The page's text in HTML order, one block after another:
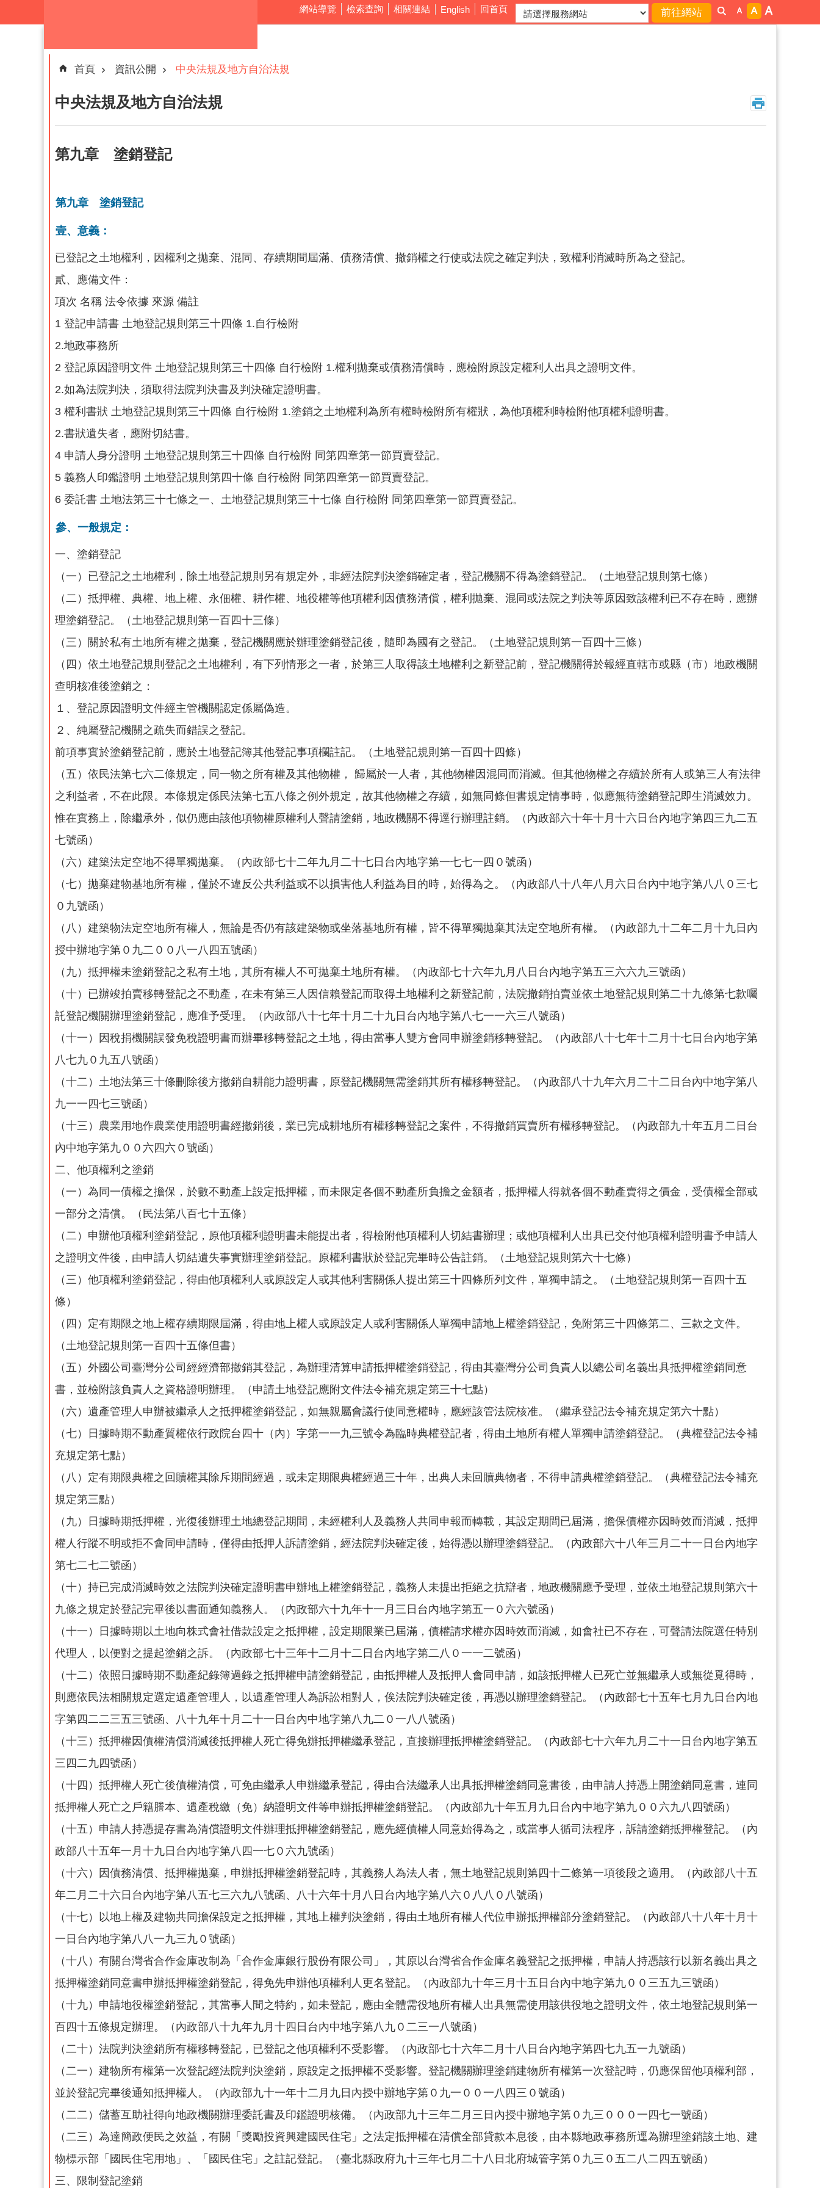
網站導覽 檢索查詢 相關連結 English 回首頁
首頁 資訊公開 中央法規及地方自治法規
中央法規及地方自治法規
第九章 塗銷登記
第九章 塗銷登記
壹、意義：
已登記之土地權利，因權利之拋棄、混同、存續期間屆滿、債務清償、撤銷權之行使或法院之確定判決，致權利消滅時所為之登記。
貳、應備文件：
項次 名稱 法令依據 來源 備註
1 登記申請書 土地登記規則第三十四條 1.自行檢附
2.地政事務所
2 登記原因證明文件 土地登記規則第三十四條 自行檢附 1.權利拋棄或債務清償時，應檢附原設定權利人出具之證明文件。
2.如為法院判決，須取得法院判決書及判決確定證明書。
3 權利書狀 土地登記規則第三十四條 自行檢附 1.塗銷之土地權利為所有權時檢附所有權狀，為他項權利時檢附他項權利證明書。
2.書狀遺失者，應附切結書。
4 申請人身分證明 土地登記規則第三十四條 自行檢附 同第四章第一節買賣登記。
5 義務人印鑑證明 土地登記規則第四十條 自行檢附 同第四章第一節買賣登記。
6 委託書 土地法第三十七條之一、土地登記規則第三十七條 自行檢附 同第四章第一節買賣登記。
參、一般規定：
一、塗銷登記
（一）已登記之土地權利，除土地登記規則另有規定外，非經法院判決塗銷確定者，登記機關不得為塗銷登記。（土地登記規則第七條）
（二）抵押權、典權、地上權、永佃權、耕作權、地役權等他項權利因債務清償，權利拋棄、混同或法院之判決等原因致該權利已不存在時，應辦
理塗銷登記。（土地登記規則第一百四十三條）
（三）關於私有土地所有權之拋棄，登記機關應於辦理塗銷登記後，隨即為國有之登記。（土地登記規則第一百四十三條）
（四）依土地登記規則登記之土地權利，有下列情形之一者，於第三人取得該土地權利之新登記前，登記機關得於報經直轄市或縣（市）地政機關
查明核准後塗銷之：
１、登記原因證明文件經主管機關認定係屬偽造。
２、純屬登記機關之疏失而錯誤之登記。
前項事實於塗銷登記前，應於土地登記簿其他登記事項欄註記。（土地登記規則第一百四十四條）
（五）依民法第七六二條規定，同一物之所有權及其他物權， 歸屬於一人者，其他物權因混同而消滅。但其他物權之存續於所有人或第三人有法律
之利益者，不在此限。本條規定係民法第七五八條之例外規定，故其他物權之存續，如無同條但書規定情事時，似應無待塗銷登記即生消滅效力。
惟在實務上，除繼承外，似仍應由該他項物權原權利人聲請塗銷，地政機關不得逕行辦理註銷。（內政部六十年十月十六日台內地字第四三九二五
七號函）
（六）建築法定空地不得單獨拋棄。（內政部七十二年九月二十七日台內地字第一七七一四０號函）
（七）拋棄建物基地所有權，僅於不違反公共利益或不以損害他人利益為目的時，始得為之。（內政部八十八年八月六日台內中地字第八八０三七
０九號函）
（八）建築物法定空地所有權人，無論是否仍有該建築物或坐落基地所有權，皆不得單獨拋棄其法定空地所有權。（內政部九十二年二月十九日內
授中辦地字第０九二００八一八四五號函）
（九）抵押權未塗銷登記之私有土地，其所有權人不可拋棄土地所有權。（內政部七十六年九月八日台內地字第五三六六九三號函）
（十）已辦竣拍賣移轉登記之不動產，在未有第三人因信賴登記而取得土地權利之新登記前，法院撤銷拍賣並依土地登記規則第二十九條第七款囑
託登記機關辦理塗銷登記，應准予受理。（內政部八十七年十月二十九日台內地字第八七一一六三八號函）
（十一）因稅捐機關誤發免稅證明書而辦畢移轉登記之土地，得由當事人雙方會同申辦塗銷移轉登記。（內政部八十七年十二月十七日台內地字第
八七九０九五八號函）
（十二）土地法第三十條刪除後方撤銷自耕能力證明書，原登記機關無需塗銷其所有權移轉登記。（內政部八十九年六月二十二日台內中地字第八
九一一四七三號函）
（十三）農業用地作農業使用證明書經撤銷後，業已完成耕地所有權移轉登記之案件，不得撤銷買賣所有權移轉登記。（內政部九十年五月二日台
內中地字第九００六四六０號函）
二、他項權利之塗銷
（一）為同一債權之擔保，於數不動產上設定抵押權，而未限定各個不動產所負擔之金額者，抵押權人得就各個不動產賣得之價金，受債權全部或
一部分之清償。（民法第八百七十五條）
（二）申辦他項權利塗銷登記，原他項權利證明書未能提出者，得檢附他項權利人切結書辦理；或他項權利人出具已交付他項權利證明書予申請人
之證明文件後，由申請人切結遺失事實辦理塗銷登記。原權利書狀於登記完畢時公告註銷。（土地登記規則第六十七條）
（三）他項權利塗銷登記，得由他項權利人或原設定人或其他利害關係人提出第三十四條所列文件，單獨申請之。（土地登記規則第一百四十五
條）
（四）定有期限之地上權存續期限屆滿，得由地上權人或原設定人或利害關係人單獨申請地上權塗銷登記，免附第三十四條第二、三款之文件。
（土地登記規則第一百四十五條但書）
（五）外國公司臺灣分公司經經濟部撤銷其登記，為辦理清算申請抵押權塗銷登記，得由其臺灣分公司負責人以總公司名義出具抵押權塗銷同意
書，並檢附該負責人之資格證明辦理。（申請土地登記應附文件法令補充規定第三十七點）
（六）遺產管理人申辦被繼承人之抵押權塗銷登記，如無親屬會議行使同意權時，應經該管法院核准。（繼承登記法令補充規定第六十點）
（七）日據時期不動產質權依行政院台四十（內）字第一一九三號令為臨時典權登記者，得由土地所有權人單獨申請塗銷登記。（典權登記法令補
充規定第七點）
（八）定有期限典權之回贖權其除斥期間經過，或未定期限典權經過三十年，出典人未回贖典物者，不得申請典權塗銷登記。（典權登記法令補充
規定第三點）
（九）日據時期抵押權，光復後辦理土地總登記期間，未經權利人及義務人共同申報而轉載，其設定期間已屆滿，擔保債權亦因時效而消滅，抵押
權人行蹤不明或拒不會同申請時，僅得由抵押人訴請塗銷，經法院判決確定後，始得憑以辦理塗銷登記。（內政部六十八年三月二十一日台內地字
第七二七二號函）
（十）持已完成消滅時效之法院判決確定證明書申辦地上權塗銷登記，義務人未提出拒絕之抗辯者，地政機關應予受理，並依土地登記規則第六十
九條之規定於登記完畢後以書面通知義務人。（內政部六十九年十一月三日台內地字第五一０六六號函）
（十一）日據時期以土地向株式會社借款設定之抵押權，設定期限業已屆滿，債權請求權亦因時效而消滅，如會社已不存在，可聲請法院選任特別
代理人，以便對之提起塗銷之訴。（內政部七十三年十二月十二日台內地字第二八０一一二號函）
（十二）依照日據時期不動產紀錄簿過錄之抵押權申請塗銷登記，由抵押權人及抵押人會同申請，如該抵押權人已死亡並無繼承人或無從覓得時，
則應依民法相關規定選定遺產管理人，以遺產管理人為訴訟相對人，俟法院判決確定後，再憑以辦理塗銷登記。（內政部七十五年七月九日台內地
字第四二二三五三號函、八十九年十月二十一日台內中地字第八九二０一八八號函）
（十三）抵押權因債權清償消滅後抵押權人死亡得免辦抵押權繼承登記，直接辦理抵押權塗銷登記。（內政部七十六年九月二十一日台內地字第五
三四二九四號函）
（十四）抵押權人死亡後債權清償，可免由繼承人申辦繼承登記，得由合法繼承人出具抵押權塗銷同意書後，由申請人持憑上開塗銷同意書，連同
抵押權人死亡之戶籍謄本、遺產稅繳（免）納證明文件等申辦抵押權塗銷登記。（內政部九十年五月九日台內中地字第九００六九八四號函）
（十五）申請人持憑提存書為清償證明文件辦理抵押權塗銷登記，應先經債權人同意始得為之，或當事人循司法程序，訴請塗銷抵押權登記。（內
政部八十五年一月十九日台內地字第八四一七０六九號函）
（十六）因債務清償、抵押權拋棄，申辦抵押權塗銷登記時，其義務人為法人者，無土地登記規則第四十二條第一項後段之適用。（內政部八十五
年二月二十六日台內地字第八五七三六九八號函、八十六年十月八日台內地字第八六０八八０八號函）
（十七）以地上權及建物共同擔保設定之抵押權，其地上權判決塗銷，得由土地所有權人代位申辦抵押權部分塗銷登記。（內政部八十八年十月十
一日台內地字第八八一九三九０號函）
（十八）有關台灣省合作金庫改制為「合作金庫銀行股份有限公司」，其原以台灣省合作金庫名義登記之抵押權，申請人持憑該行以新名義出具之
抵押權塗銷同意書申辦抵押權塗銷登記，得免先申辦他項權利人更名登記。（內政部九十年三月十五日台內中地字第九００三五九三號函）
（十九）申請地役權塗銷登記，其當事人間之特約，如未登記，應由全體需役地所有權人出具無需使用該供役地之證明文件，依土地登記規則第一
百四十五條規定辦理。（內政部八十九年九月十四日台內中地字第八九０二三一八號函）
（二十）法院判決塗銷所有權移轉登記，已登記之他項權利不受影響。（內政部七十六年二月十八日台內地字第四七九五一九號函）
（二一）建物所有權第一次登記經法院判決塗銷，原設定之抵押權不受影響。登記機關辦理塗銷建物所有權第一次登記時，仍應保留他項權利部，
並於登記完畢後通知抵押權人。（內政部九十一年十二月九日內授中辦地字第０九一００一八四三０號函）
（二二）儲蓄互助社得向地政機關辦理委託書及印鑑證明核備。（內政部九十三年二月三日內授中辦地字第０九三０００一四七一號函）
（二三）為達簡政便民之效益，有關「獎勵投資興建國民住宅」之法定抵押權在清償全部貸款本息後，由本縣地政事務所逕為辦理塗銷該土地、建
物標示部「國民住宅用地」、「國民住宅」之註記登記。（臺北縣政府九十三年七月二十八日北府城管字第０九三０五二八二四五號函）
三、限制登記塗銷